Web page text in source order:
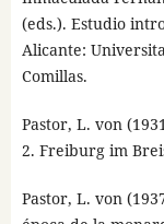
(eds.). Estudio
Alicante:
Comillas.
Pastor, L. von
2. Freiburg im
Pastor, L. von